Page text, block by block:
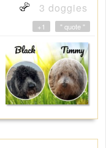
3 doggies
" quote "
+1